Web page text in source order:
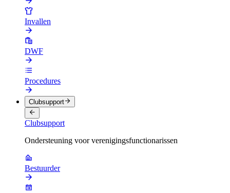
Invallen
DWF
Procedures
Clubsupport
Clubsupport
Ondersteuning voor verenigingsfunctionarissen
Bestuurder